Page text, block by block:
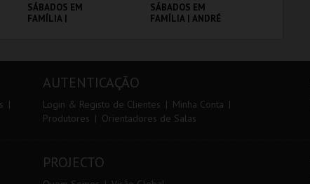
SÁBADOS EM
FAMÍLIA |
SÁBADOS EM
FAMÍLIA | ANDRÉ
AUTENTICAÇÃO
Login & Registo de Clientes
Minha Conta
Produtores
Orientadores de Salas
PROJECTO